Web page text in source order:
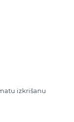
izkrišanu